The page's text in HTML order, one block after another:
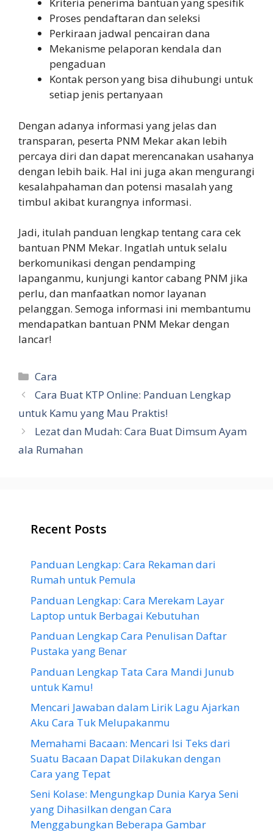
Proses pendaftaran dan seleksi
Perkiraan jadwal pencairan dana
Mekanisme pelaporan kendala dan
pengaduan
Kontak person yang bisa dihubungi untuk
setiap jenis pertanyaan
Dengan adanya informasi yang jelas dan
transparan, peserta PNM Mekar akan lebih
percaya diri dan dapat merencanakan usahanya
dengan lebih baik. Hal ini juga akan mengurangi
kesalahpahaman dan potensi masalah yang
timbul akibat kurangnya informasi.
Jadi, itulah panduan lengkap tentang cara cek
bantuan PNM Mekar. Ingatlah untuk selalu
berkomunikasi dengan pendamping
lapanganmu, kunjungi kantor cabang PNM jika
perlu, dan manfaatkan nomor layanan
pelanggan. Semoga informasi ini membantumu
mendapatkan bantuan PNM Mekar dengan
lancar!
Categories
Cara
Cara Buat KTP Online: Panduan Lengkap
untuk Kamu yang Mau Praktis!
Lezat dan Mudah: Cara Buat Dimsum Ayam
ala Rumahan
Recent Posts
Panduan Lengkap: Cara Rekaman dari
Rumah untuk Pemula
Panduan Lengkap: Cara Merekam Layar
Laptop untuk Berbagai Kebutuhan
Panduan Lengkap Cara Penulisan Daftar
Pustaka yang Benar
Panduan Lengkap Tata Cara Mandi Junub
untuk Kamu!
Mencari Jawaban dalam Lirik Lagu Ajarkan
Aku Cara Tuk Melupakanmu
Memahami Bacaan: Mencari Isi Teks dari
Suatu Bacaan Dapat Dilakukan dengan
Cara yang Tepat
Seni Kolase: Mengungkap Dunia Karya Seni
yang Dihasilkan dengan Cara
Menggabungkan Beberapa Gambar